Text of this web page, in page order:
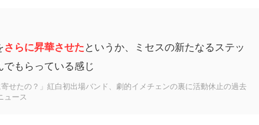
さらに昇華させた というか、ミセスの新たなるステッ
もらっている感じ
寄せたの？」紅白初出場バンド、劇的イメチェンの裏に活動休止の過去
ュース